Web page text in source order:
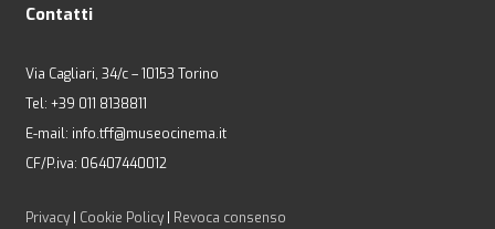
Contatti
Via Cagliari, 34/c – 10153 Torino
Tel: +39 011 8138811
E-mail: info.tff@museocinema.it
CF/P.iva: 06407440012
Privacy| Cookie Policy| Revoca consenso